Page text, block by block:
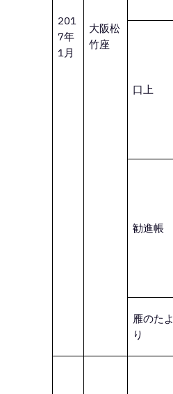
201
7年
1月
大阪松
竹座
口上
勧進帳
雁のたよ
り